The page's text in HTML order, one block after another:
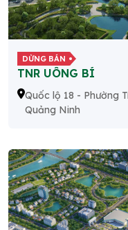
DỪNG BÁN
TNR UÔNG BÍ
Quốc lộ 18 - Phường
Quảng Ninh